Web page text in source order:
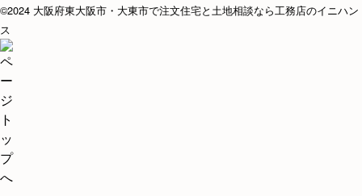
©2024 大阪府東大阪市・大東市で注文住宅と土地相談なら工務店のイニハン
ス